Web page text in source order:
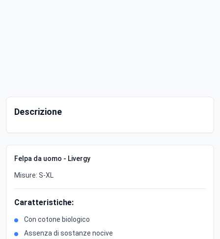
Descrizione
Felpa da uomo - Livergy
Misure: S-XL
Caratteristiche:
Con cotone biologico
Assenza di sostanze nocive